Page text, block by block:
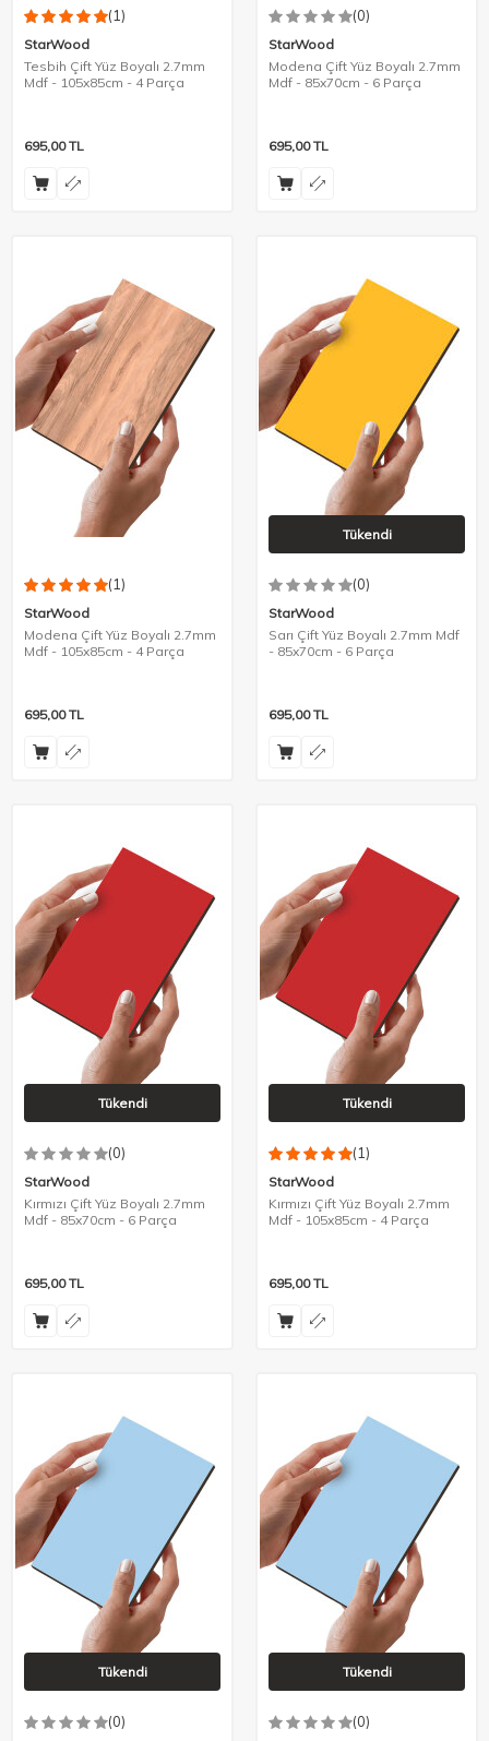
(1)
StarWood
Tesbih Çift Yüz Boyalı 2.7mm
Mdf - 105x85cm - 4 Parça
695,00TL
(0)
StarWood
Modena Çift Yüz Boyalı 2.7mm
Mdf - 85x70cm - 6 Parça
695,00TL
(1)
StarWood
Modena Çift Yüz Boyalı 2.7mm
Mdf - 105x85cm - 4 Parça
695,00TL
Tükendi
(0)
StarWood
Sarı Çift Yüz Boyalı 2.7mm Mdf
- 85x70cm - 6 Parça
695,00TL
Tükendi
(0)
StarWood
Kırmızı Çift Yüz Boyalı 2.7mm
Mdf - 85x70cm - 6 Parça
695,00TL
Tükendi
(1)
StarWood
Kırmızı Çift Yüz Boyalı 2.7mm
Mdf - 105x85cm - 4 Parça
695,00TL
Tükendi
(0)
Tükendi
(0)